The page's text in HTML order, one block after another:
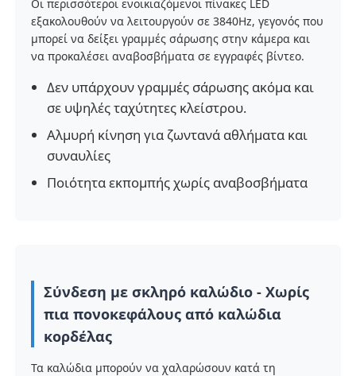
Ποιοτικός έλεγχος
Επικοινωνήστε μαζί μας
Ειδήσεις
Υποθέσεις
Οθόνη LED Video Wall
οθόνη οθόνης LED
Οι περισσότεροι ενοικιαζόμενοι πίνακες LED
εξακολουθούν να λειτουργούν σε 3840Hz, γεγονός που
μπορεί να δείξει γραμμές σάρωσης στην κάμερα και
να προκαλέσει αναβοσβήματα σε εγγραφές βίντεο.
Δεν υπάρχουν γραμμές σάρωσης ακόμα και
σε υψηλές ταχύτητες κλείστρου.
Αλμυρή κίνηση για ζωντανά αθλήματα και
συναυλίες
Ποιότητα εκπομπής χωρίς αναβοσβήματα
Σύνδεση με σκληρό καλώδιο - Χωρίς
πια πονοκεφάλους από καλώδια
κορδέλας
Τα καλώδια μπορούν να χαλαρώσουν κατά τη